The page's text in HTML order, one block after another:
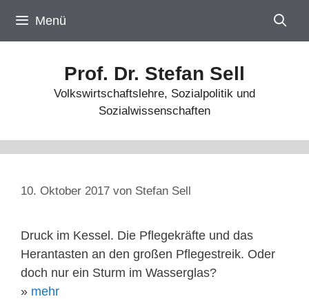
Inhalt
springen
Menü
Prof. Dr. Stefan Sell
Volkswirtschaftslehre, Sozialpolitik und
Sozialwissenschaften
10. Oktober 2017 von Stefan Sell
Druck im Kessel. Die Pflegekräfte und das
Herantasten an den großen Pflegestreik. Oder
doch nur ein Sturm im Wasserglas?
» mehr